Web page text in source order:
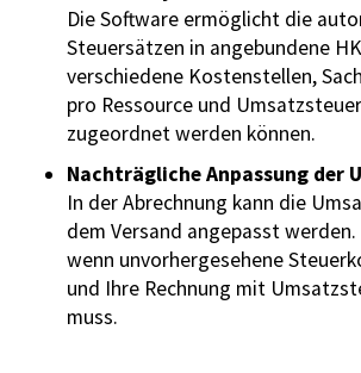
Die Software ermöglicht die
Steuersätzen in angebundene
verschiedene Kostenstellen,
pro Ressource und
zugeordnet werden können.
Nachträgliche Anpassung der
In der Abrechnung kann die
dem Versand angepasst
wenn unvorhergesehene
und Ihre Rechnung mit
muss.